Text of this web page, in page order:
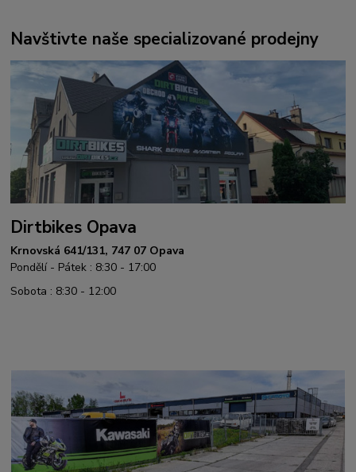
Navštivte naše specializované prodejny
Dirtbikes Opava
Krnovská 641/131, 747 07 Opava
Pondělí - Pátek : 8:30 - 17:00
Sobota : 8:30 - 12:00